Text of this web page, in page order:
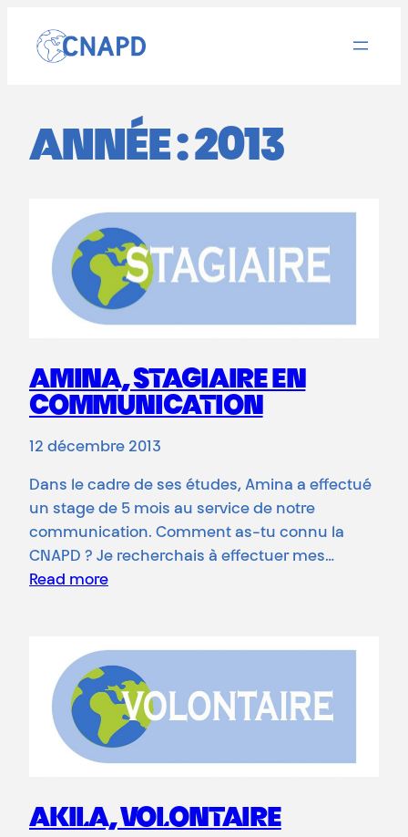
contenu
ANNÉE :2013
AMINA, STAGIAIRE EN
COMMUNICATION
12 décembre 2013
Dans le cadre de ses études, Amina a effectué
un stage de 5 mois au service de notre
communication. Comment as-tu connu la
CNAPD ? Je recherchais à effectuer mes…
Read more
AKILA, VOLONTAIRE